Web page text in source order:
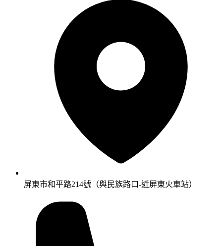
屏東市和平路214號（與民族路口-近屏東火車站）